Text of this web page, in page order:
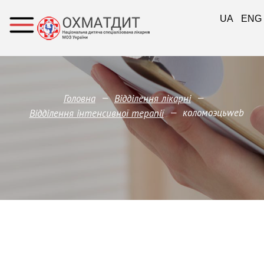
Головна — Відділення лікарні —
Відділення інтенсивної терапії — коломоэцьweb
UA ENG